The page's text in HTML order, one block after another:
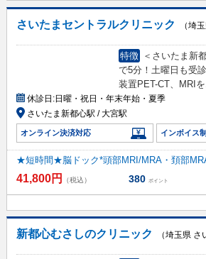
さいたまセントラルクリニック
（埼
特徴
＜さいたま新
で5分！土曜日も受
装置PET-CT、MRIを
休診日:日曜・祝日・年末年始・夏季
さいたま新都心駅 / 大宮駅
オンライン決済対応 インボイス
★短時間★脳ドック*頭部MRI/MRA・頚部
41,800円 （税込） 380 ポイント
新都心むさしのクリニック
（埼玉県 さ